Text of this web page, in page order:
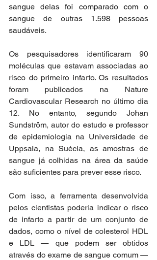
sangue delas foi comparado com o
sangue de outras 1.598 pessoas
saudáveis.
Os pesquisadores identificaram 90
moléculas que estavam associadas ao
risco do primeiro infarto. Os resultados
foram publicados na Nature
Cardiovascular Research no último dia
12. No entanto, segundo Johan
Sundström, autor do estudo e professor
de epidemiologia na Universidade de
Uppsala, na Suécia, as amostras de
sangue já colhidas na área da saúde
são suficientes para prever esse risco.
Com isso, a ferramenta desenvolvida
pelos cientistas poderia indicar o risco
de infarto a partir de um conjunto de
dados, como o nível de colesterol HDL
e LDL — que podem ser obtidos
através do exame de sangue comum —